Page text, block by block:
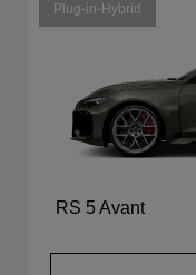
Plug-in-Hybrid
RS 5 Avant